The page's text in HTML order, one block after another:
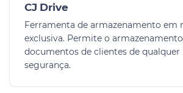
CJ Drive
Ferramenta de armazenamento em
exclusiva. Permite o armazenamento
documentos de clientes de
segurança.